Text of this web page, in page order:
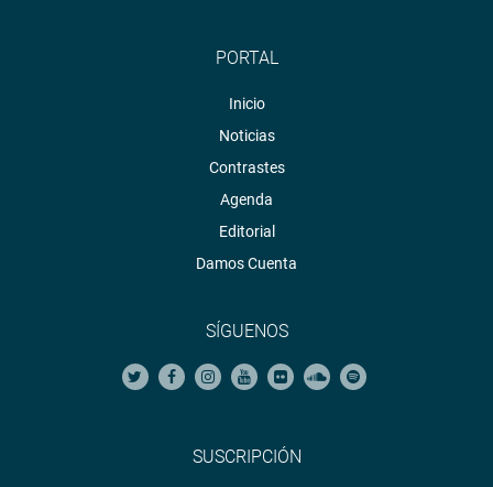
PORTAL
Inicio
Noticias
Contrastes
Agenda
Editorial
Damos Cuenta
SÍGUENOS
SUSCRIPCIÓN